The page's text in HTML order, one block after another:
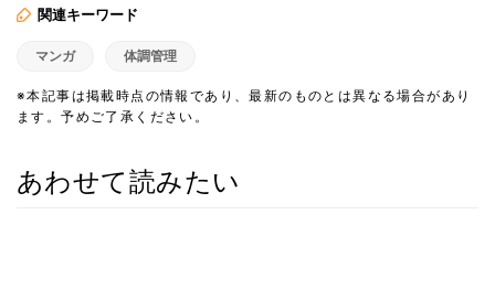
関連キーワード
マンガ 体調管理
※本記事は掲載時点の情報であり、最新のものとは異なる場合があり
ます。予めご了承ください。
あわせて読みたい